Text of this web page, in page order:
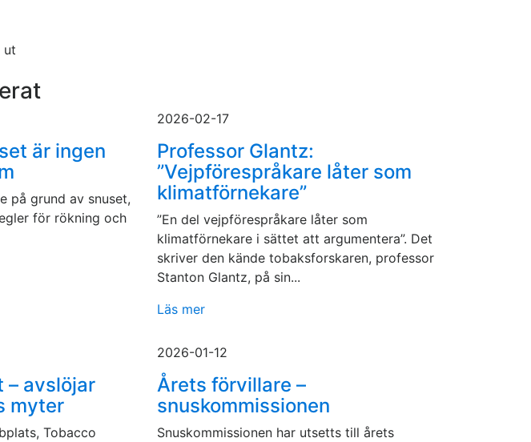
ut
är ingen
på grund av snuset,
för rökning och
2026-02-17
Professor Glantz:
”Vejpförespråkare låter som
klimatförnekare”
”En del vejpförespråkare låter som
klimatförnekare i sättet att argumentera”. Det
skriver den kände tobaksforskaren, professor
Stanton Glantz, på sin...
Läs mer
– avslöjar
myter
Tobacco
2026-01-12
Årets förvillare –
snuskommissionen
Snuskommissionen har utsetts till årets